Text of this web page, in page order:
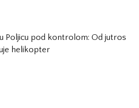
Poljicu pod kontrolom: Od jutros
helikopter